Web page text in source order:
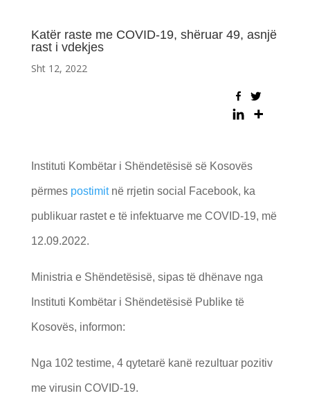
Katër raste me COVID-19, shëruar 49, asnjë
rast i vdekjes
Sht 12, 2022
Instituti Kombëtar i Shëndetësisë së Kosovës
përmes postimitnë rrjetin social Facebook, ka
publikuar rastet e të infektuarve me COVID-19, më
12.09.2022.
Ministria e Shëndetësisë, sipas të dhënave nga
Instituti Kombëtar i Shëndetësisë Publike të
Kosovës, informon:
Nga 102 testime, 4 qytetarë kanë rezultuar pozitiv
me virusin COVID-19.